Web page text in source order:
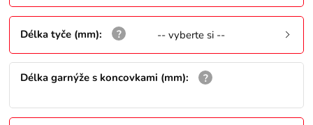
Délka tyče (mm): -- vyberte si --
Délka garnýže s koncovkami (mm):